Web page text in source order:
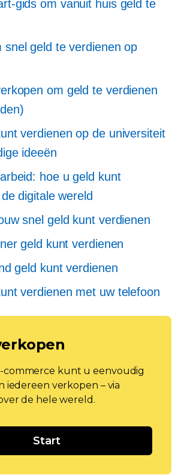
gids om vanuit huis geld te
snel geld te verdienen op
om geld te verdienen
verdienen op de universiteit
ideeën
hoe u geld kunt
digitale wereld
snel geld kunt verdienen
geld kunt verdienen
geld kunt verdienen
verdienen met uw telefoon
commerce kunt u eenvoudig
iedereen verkopen – via
de hele wereld.
Start